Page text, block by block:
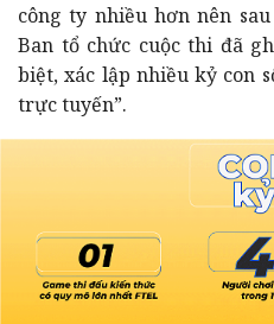
công ty nhiều hơn nên
Ban tổ chức cuộc thi đã
biệt, xác lập nhiều kỷ con
trực tuyến”.